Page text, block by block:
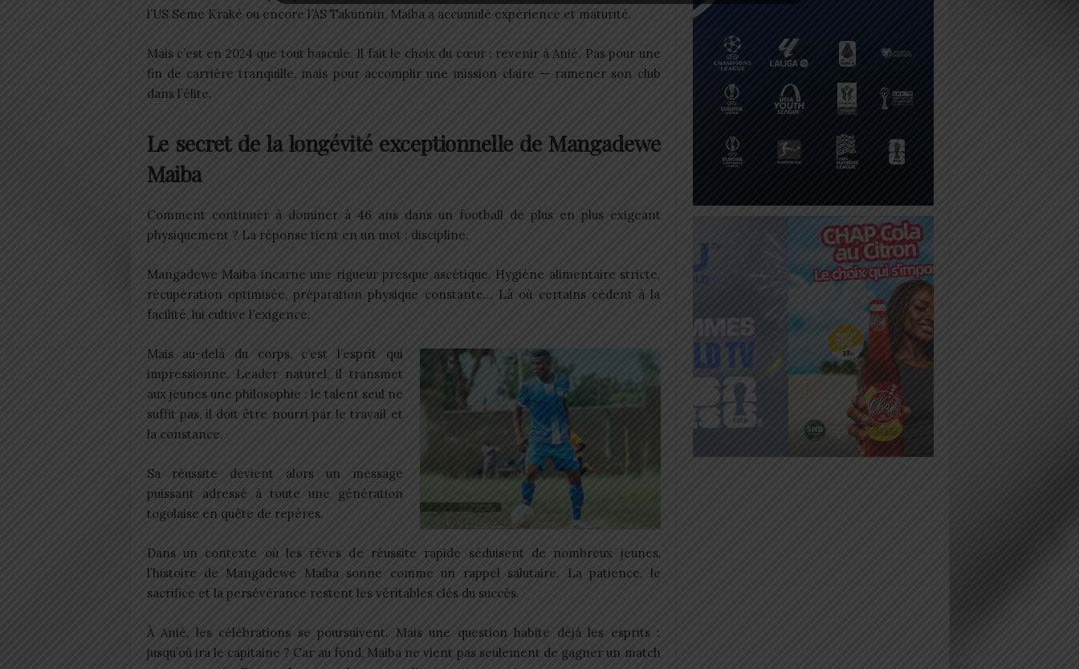
l’US Sème Kraké ou encore l’AS Takunnin, Maiba a accumulé expérience et maturité.
Mais c’est en 2024 que tout bascule. Il fait le choix du cœur : revenir à Anié. Pas pour une
fin de carrière tranquille, mais pour accomplir une mission claire — ramener son club
dans l’élite.
Le secret de la longévité exceptionnelle de Mangadewe
Maiba
Comment continuer à dominer à 46 ans dans un football de plus en plus exigeant
physiquement ? La réponse tient en un mot : discipline.
Mangadewe Maiba incarne une rigueur presque ascétique. Hygiène alimentaire stricte,
récupération optimisée, préparation physique constante… Là où certains cèdent à la
facilité, lui cultive l’exigence.
Mais au-delà du corps, c’est l’esprit qui
impressionne. Leader naturel, il transmet
aux jeunes une philosophie : le talent seul ne
suffit pas, il doit être nourri par le travail et
la constance.
Sa réussite devient alors un message
puissant adressé à toute une génération
togolaise en quête de repères.
Dans un contexte où les rêves de réussite rapide séduisent de nombreux jeunes,
l’histoire de Mangadewe Maiba sonne comme un rappel salutaire. La patience, le
sacrifice et la persévérance restent les véritables clés du succès.
À Anié, les célébrations se poursuivent. Mais une question habite déjà les esprits :
jusqu’où ira le capitaine ? Car au fond, Maiba ne vient pas seulement de gagner un match